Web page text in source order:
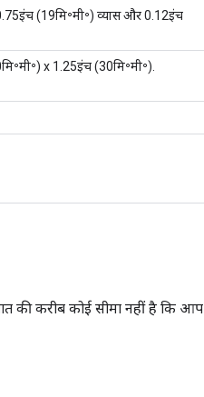
(19मि॰मी॰) व्यास और 0.12इंच
x 1.25इंच (30मि॰मी॰).
की करीब कोई सीमा नहीं है कि आप